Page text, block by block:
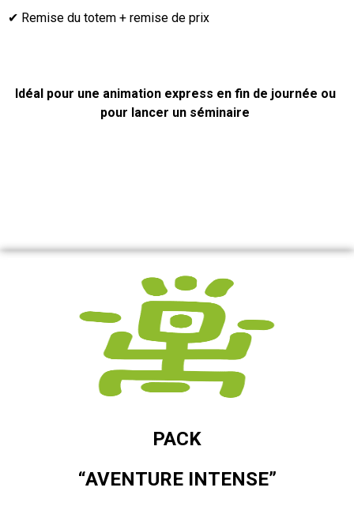
✔ Remise du totem + remise de prix
Idéal pour une animation express en fin de journée ou
pour lancer un séminaire
PACK
“AVENTURE INTENSE”